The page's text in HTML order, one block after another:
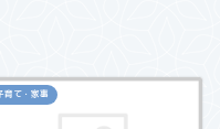
育て・家事